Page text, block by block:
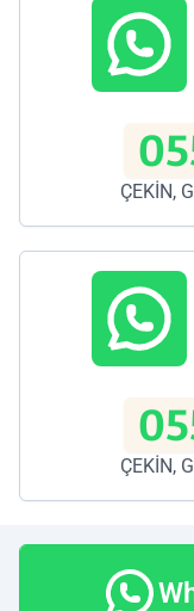
ÇEKİN,
ÇEKİN,